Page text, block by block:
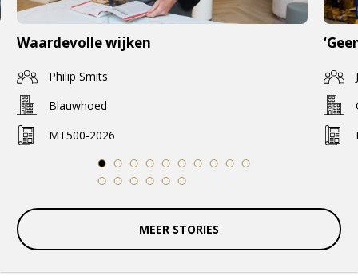
Waardevolle wijken
Philip Smits
Blauwhoed
MT500-2026
1
2 3 4 5 6 7 8 9
10
11 12 13 14 15 16
MEER STORIES